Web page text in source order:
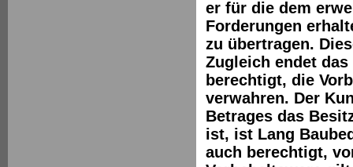
er für die dem
Forderungen
zu übertragen.
Zugleich endet
berechtigt, die
verwahren. Der
Betrages das
ist, ist Lang
auch berechtigt,